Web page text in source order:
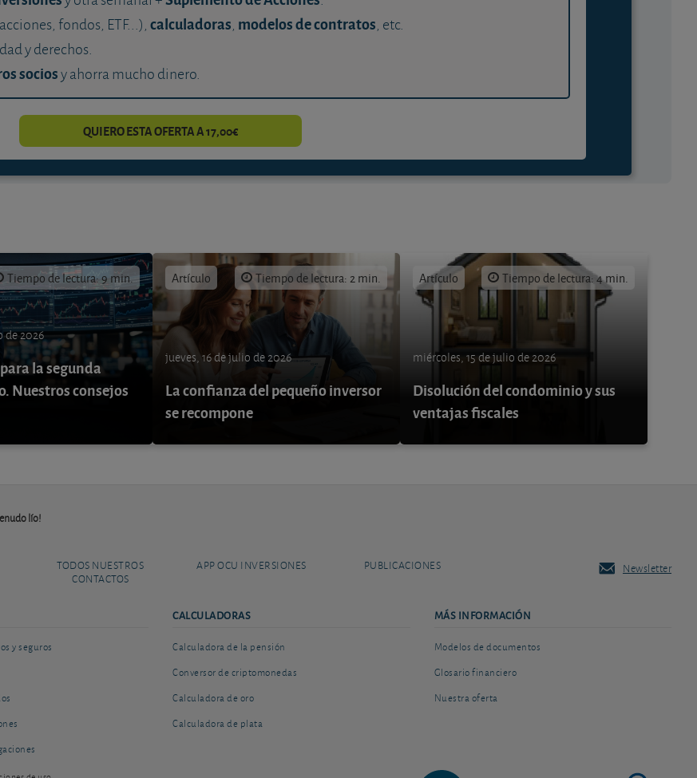
fondos, ETF...),calculadoras, modelos de contratos, etc.
y derechos.
sociosy ahorra mucho dinero.
QUIERO ESTA OFERTA A 17,00€
Tiempo de lectura: 9 min.
de 2026
la segunda
Nuestros consejos
Artículo Tiempo de lectura: 2 min.
jueves, 16 de julio de 2026
La confianza del pequeño inversor
se recompone
Artículo Tiempo de lectura: 4 min.
miércoles, 15 de julio de 2026
Disolución del condominio y sus
ventajas fiscales
lío!
TODOS NUESTROS
CONTACTOS
APP OCU INVERSIONES PUBLICACIONES Newsletter
y seguros
CALCULADORAS
Calculadora de la pensión
Conversor de criptomonedas
Calculadora de oro
Calculadora de plata
MÁS INFORMACIÓN
Modelos de documentos
Glosario financiero
Nuestra oferta